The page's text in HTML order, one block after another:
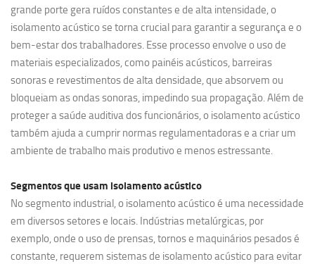
grande porte gera ruídos constantes e de alta intensidade, o
isolamento acústico se torna crucial para garantir a segurança e o
bem-estar dos trabalhadores. Esse processo envolve o uso de
materiais especializados, como painéis acústicos, barreiras
sonoras e revestimentos de alta densidade, que absorvem ou
bloqueiam as ondas sonoras, impedindo sua propagação. Além de
proteger a saúde auditiva dos funcionários, o isolamento acústico
também ajuda a cumprir normas regulamentadoras e a criar um
ambiente de trabalho mais produtivo e menos estressante.
Segmentos que usam isolamento acústico
No segmento industrial, o isolamento acústico é uma necessidade
em diversos setores e locais. Indústrias metalúrgicas, por
exemplo, onde o uso de prensas, tornos e maquinários pesados é
constante, requerem sistemas de isolamento acústico para evitar